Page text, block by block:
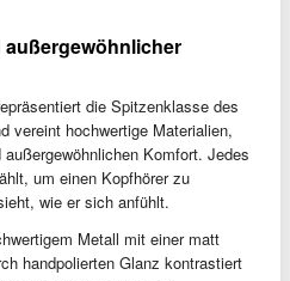
die Spitzenklasse des
vereint hochwertige Materialien,
Komfort. Jedes
um einen Kopfhörer zu
wie er sich anfühlt.
Metall mit einer matt
handpolierten Glanz kontrastiert